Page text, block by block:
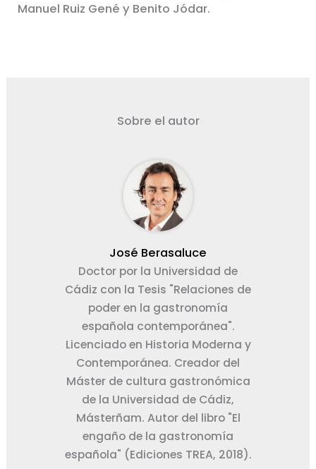
Manuel Ruiz Gené y Benito Jódar.
Sobre el autor
José Berasaluce
Doctor por la Universidad de
Cádiz con la Tesis "Relaciones de
poder en la gastronomía
española contemporánea".
Licenciado en Historia Moderna y
Contemporánea. Creador del
Máster de cultura gastronómica
de la Universidad de Cádiz,
Másterñam. Autor del libro "El
engaño de la gastronomía
española" (Ediciones TREA, 2018).